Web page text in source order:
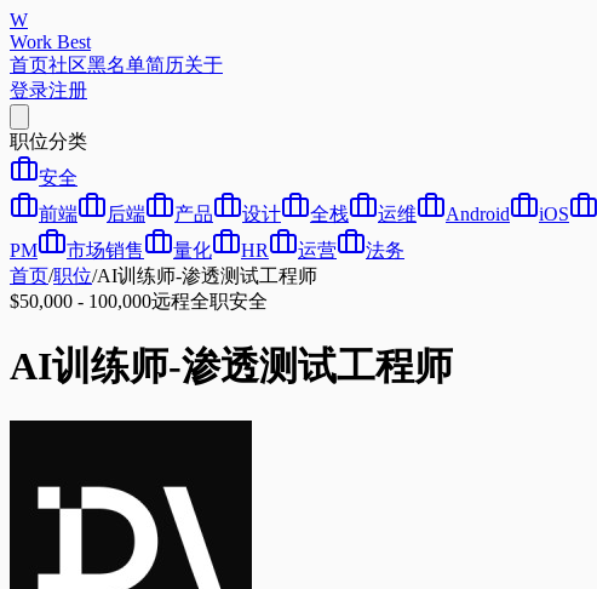
W
Work Best
首页社区黑名单简历关于
登录注册
职位分类
安全
前端
后端 产品 设计 全栈 运维 Android iOS
PM
市场销售 量化 HR 运营
法务
首页/职位/AI训练师-渗透测试工程师
$50,000 - 100,000远程全职安全
AI训练师-渗透测试工程师